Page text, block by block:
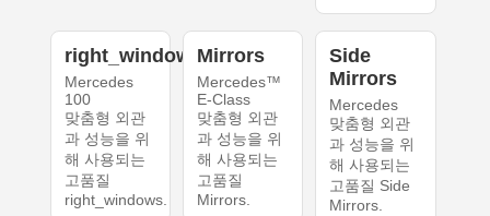
right_windows
Mercedes
100
맞춤형 외관
과 성능을 위
해 사용되는
고품질
right_windows.
Mirrors
Mercedes™
E-Class
맞춤형 외관
과 성능을 위
해 사용되는
고품질
Mirrors.
Side
Mirrors
Mercedes
맞춤형 외관
과 성능을 위
해 사용되는
고품질 Side
Mirrors.